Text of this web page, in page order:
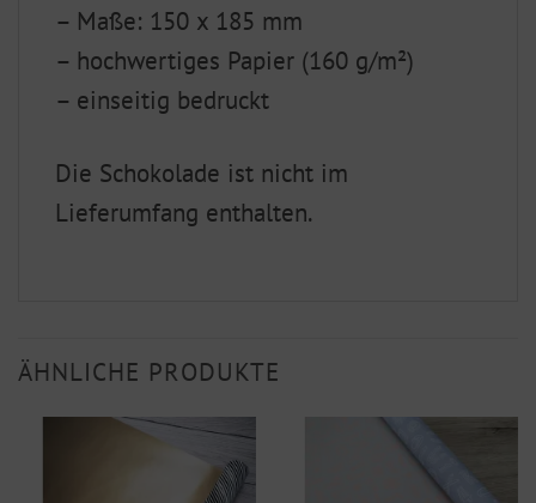
– Maße: 150 x 185 mm
– hochwertiges Papier (160 g/m²)
– einseitig bedruckt
Die Schokolade ist nicht im
Lieferumfang enthalten.
ÄHNLICHE PRODUKTE